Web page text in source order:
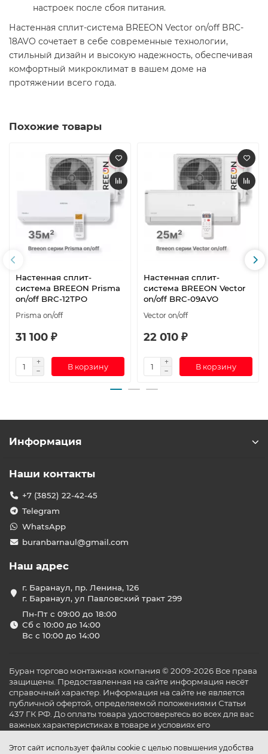
настроек после сбоя питания. ​
Настенная сплит-система BREEON Vector on/off BRC-
18AVO сочетает в себе современные технологии,
стильный дизайн и высокую надежность, обеспечивая
комфортный микроклимат в вашем доме на
протяжении всего года.​
Похожие товары
Настенная сплит-
система BREEON Prisma
on/off BRC-12TPO
Prisma on/off
31 100 ₽
В корзину
Настенная сплит-
система BREEON Vector
on/off BRC-09AVO
Vector on/off
22 010 ₽
В корзину
Этот сайт использует файлы cookie с целью повышения удобства
Информация
Наши контакты
+7 (3852) 22-42-45
Telegram
WhatsApp
buranbarnaul@gmail.com
Наш адрес
г. Баранаул, пр. Ленина, 126
г. Баранаул, ул Павловский тракт 299
Пн-Пт с 09:00 до 18:00
Сб с 10:00 до 14:00
Вс с 10:00 до 14:00
Буран торгово монтажная компания © 2009-2026 Все права
защищены. Предоставленная на сайте информация несёт
справочный характер. Информация на сайте не является
публичной офертой, определяемой положениями Статьи
437 ГК РФ. До оплаты товара удостоверьтесь во всех для вас
важных характеристиках в товаре и условиях его